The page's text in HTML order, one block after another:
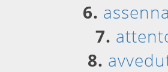
6.
7.
8.